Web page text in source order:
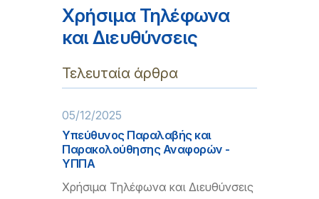
Χρήσιμα Τηλέφωνα
και Διευθύνσεις
Τελευταία άρθρα
05/12/2025
Υπεύθυνος Παραλαβής και
Παρακολούθησης Αναφορών -
ΥΠΠΑ
Χρήσιμα Τηλέφωνα και Διευθύνσεις